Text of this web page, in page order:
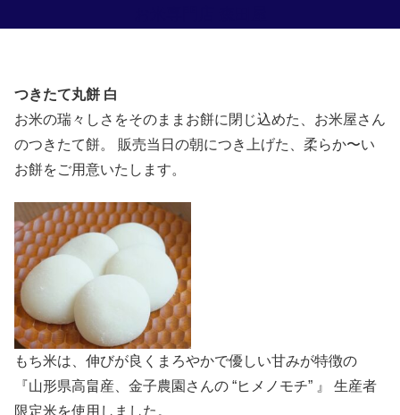
つきたて丸餅 白
お米の瑞々しさをそのままお餅に閉じ込めた、お米屋さん
のつきたて餅。 販売当日の朝につき上げた、柔らか〜い
お餅をご用意いたします。
もち米は、伸びが良くまろやかで優しい甘みが特徴の
『山形県高畠産、金子農園さんの “ヒメノモチ” 』 生産者
限定米を使用しました。